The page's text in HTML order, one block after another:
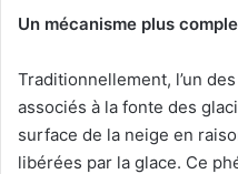
Un mécanisme plus
Traditionnellement, l’un
associés à la fonte des
surface de la neige en
libérées par la glace. Ce